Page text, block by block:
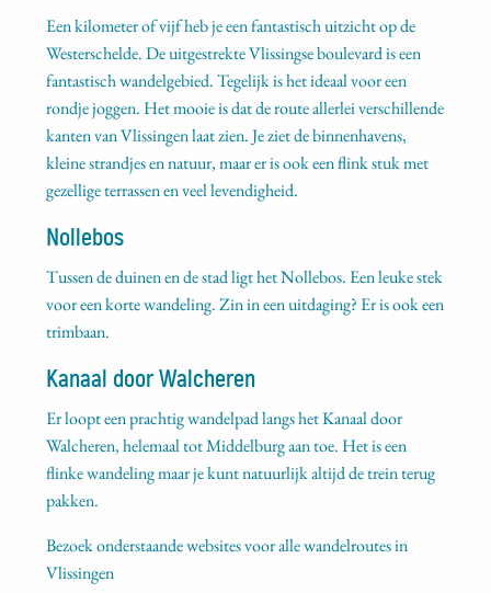
Een kilometer of vijf heb je een fantastisch uitzicht op de
Westerschelde. De uitgestrekte Vlissingse boulevard is een
fantastisch wandelgebied. Tegelijk is het ideaal voor een
rondje joggen. Het mooie is dat de route allerlei verschillende
kanten van Vlissingen laat zien. Je ziet de binnenhavens,
kleine strandjes en natuur, maar er is ook een flink stuk met
gezellige terrassen en veel levendigheid.
Nollebos
Tussen de duinen en de stad ligt het Nollebos. Een leuke stek
voor een korte wandeling. Zin in een uitdaging? Er is ook een
trimbaan.
Kanaal door Walcheren
Er loopt een prachtig wandelpad langs het Kanaal door
Walcheren, helemaal tot Middelburg aan toe. Het is een
flinke wandeling maar je kunt natuurlijk altijd de trein terug
pakken.
Bezoek onderstaande websites voor alle wandelroutes in
Vlissingen